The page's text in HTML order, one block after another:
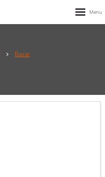
Bazar